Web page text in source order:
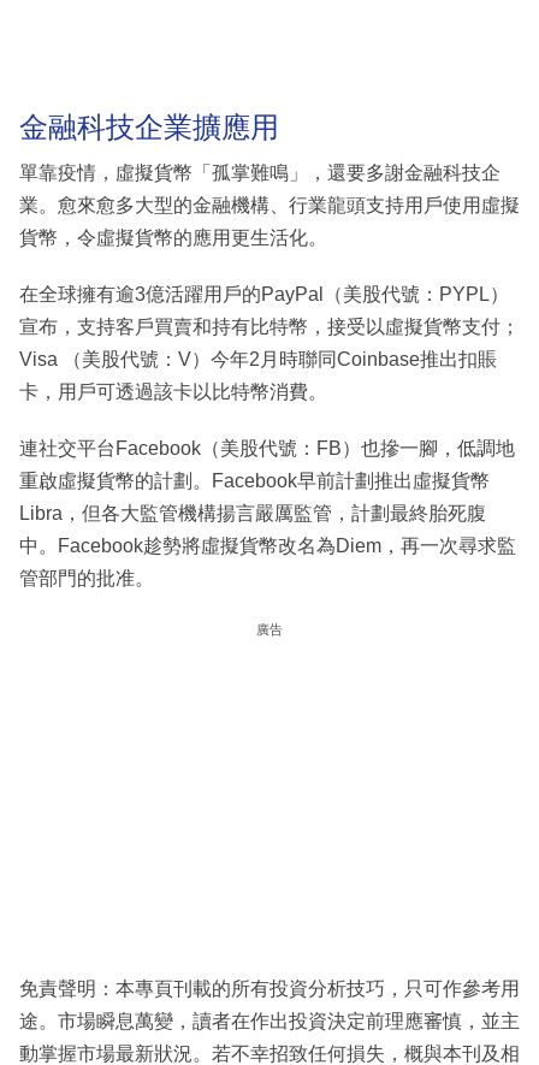
金融科技企業擴應用
單靠疫情，虛擬貨幣「孤掌難鳴」，還要多謝金融科技企
業。愈來愈多大型的金融機構、行業龍頭支持用戶使用虛擬
貨幣，令虛擬貨幣的應用更生活化。
在全球擁有逾3億活躍用戶的PayPal（美股代號：PYPL）
宣布，支持客戶買賣和持有比特幣，接受以虛擬貨幣支付；
Visa （美股代號：V）今年2月時聯同Coinbase推出扣賬
卡，用戶可透過該卡以比特幣消費。
連社交平台Facebook（美股代號：FB）也摻一腳，低調地
重啟虛擬貨幣的計劃。Facebook早前計劃推出虛擬貨幣
Libra，但各大監管機構揚言嚴厲監管，計劃最終胎死腹
中。Facebook趁勢將虛擬貨幣改名為Diem，再一次尋求監
管部門的批准。
廣告
免責聲明：本專頁刊載的所有投資分析技巧，只可作參考用
途。市場瞬息萬變，讀者在作出投資決定前理應審慎，並主
動掌握市場最新狀況。若不幸招致任何損失，概與本刊及相